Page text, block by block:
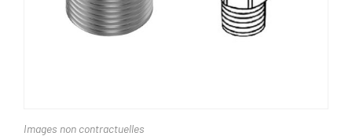
Images non contractuelles